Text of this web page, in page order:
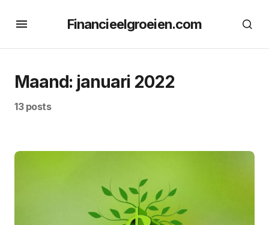
Financieelgroeien.com
Maand: januari 2022
13 posts